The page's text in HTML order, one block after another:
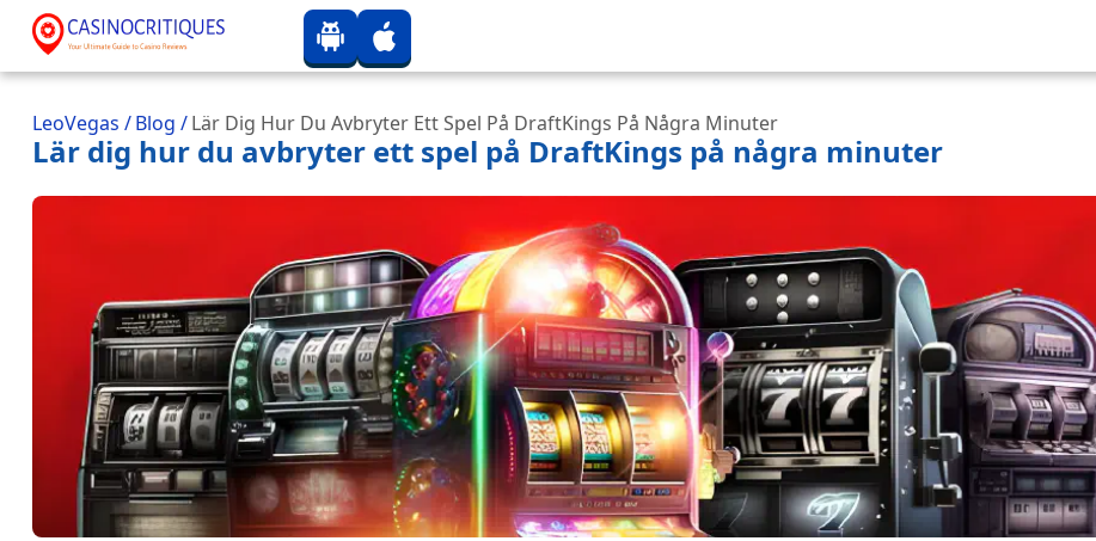
LeoVegas /Blog /Lär Dig Hur Du Avbryter Ett Spel På DraftKings På Några Minuter
Lär dig hur du avbryter ett spel på DraftKings på några minuter